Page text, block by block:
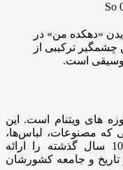
So
«دهکده من» در
چشمگیر ترکیبی از
است.
های ویتنام است. این
که مصنوعات، لباس‌ها،
صنایع دستی، خاطرات و عکس‌های 100 سال گذشته را ارائه
و جامعه کشورشان